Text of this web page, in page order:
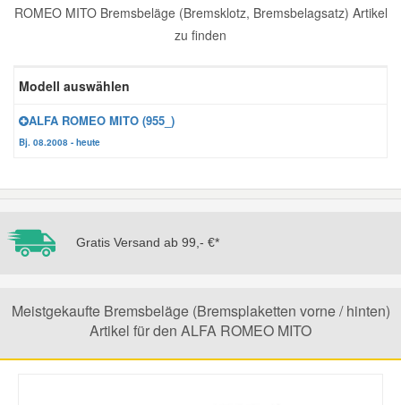
ROMEO MITO Bremsbeläge (Bremsklotz, Bremsbelagsatz) Artikel
zu finden
Modell auswählen
ALFA ROMEO MITO (955_)
Bj. 08.2008 - heute
Gratis Versand ab 99,- €*
Meistgekaufte Bremsbeläge (Bremsplaketten vorne / hinten)
Artikel für den ALFA ROMEO MITO
Zündanlage und Glühanlage
Reparatur-Zubehör
Karosserie Werkzeug
Schlüsselgehäuse
Werkstattbedarf
Winter-Autozubehör
Daihatsu Ersatzteile
Dodge Ersatzteile
Honda Ersatzteile
Hyundai Ersatzteile
Kia Ersatzteile